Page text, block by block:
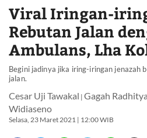
Viral Iringan-
Rebutan Jalan
Ambulans, Lha
Begini jadinya jika iring-iringan jenazah
jalan.
Cesar Uji Tawakal | Gagah Radhitya
Widiaseno
Selasa, 23 Maret 2021 | 12:00 WIB